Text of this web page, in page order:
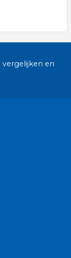
en